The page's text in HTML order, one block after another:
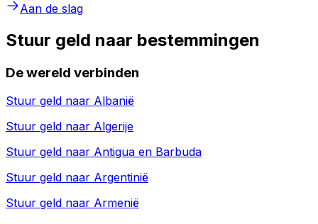
Aan de slag
Stuur geld naar bestemmingen
De wereld verbinden
Stuur geld naar Albanië
Stuur geld naar Algerije
Stuur geld naar Antigua en Barbuda
Stuur geld naar Argentinië
Stuur geld naar Armenië